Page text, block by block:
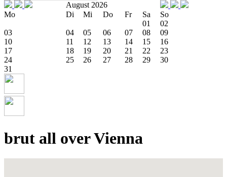
August 2026
Mo
Di Mi Do Fr Sa
So
01
02
03
04 05 06 07 08
09
10
11 12 13 14 15
16
17
18 19 20 21 22
23
24
25 26 27 28 29
30
31
brut all over Vienna